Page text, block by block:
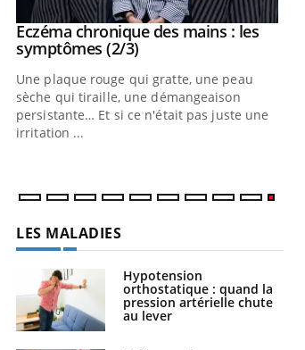
Youtube
Eczéma chronique des mains : les
symptômes (2/3)Youtube
Une plaque rouge qui gratte, une peau
sèche qui tiraille, une démangeaison
persistante… Et si ce n'était pas juste une
irritation ...
LES MALADIES
Hypotension
orthostatique : quand la
pression artérielle chute
au lever